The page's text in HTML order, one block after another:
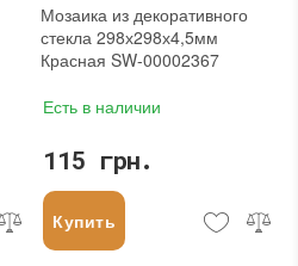
Мозаика из декоративного
стекла 298х298х4,5мм
Красная SW-00002367
Есть в наличии
115 грн.
Купить